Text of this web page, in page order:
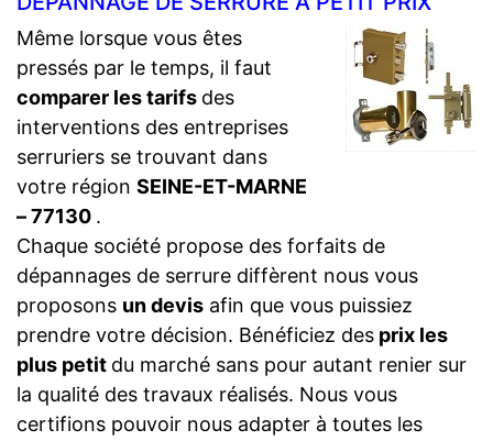
Même lorsque vous êtes
pressés par le temps, il faut
comparer les tarifs des
interventions des entreprises
serruriers se trouvant dans
votre région SEINE-ET-MARNE
– 77130 .
Chaque société propose des forfaits de
dépannages de serrure diffèrent nous vous
proposons un devis afin que vous puissiez
prendre votre décision. Bénéficiez des prix les
plus petit du marché sans pour autant renier sur
la qualité des travaux réalisés. Nous vous
certifions pouvoir nous adapter à toutes les